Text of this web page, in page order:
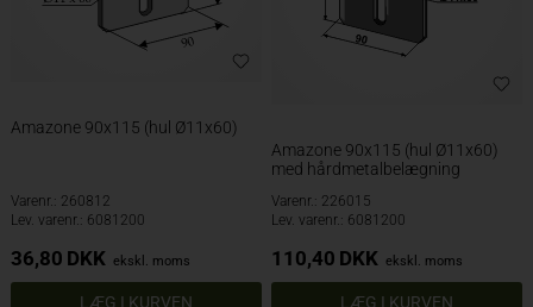
Amazone 90x115 (hul Ø11x60)
Varenr.: 260812
Lev. varenr.: 6081200
36,80 DKK ekskl. moms
Amazone 90x115 (hul Ø11x60)
med hårdmetalbelægning
Varenr.: 226015
Lev. varenr.: 6081200
110,40 DKK ekskl. moms